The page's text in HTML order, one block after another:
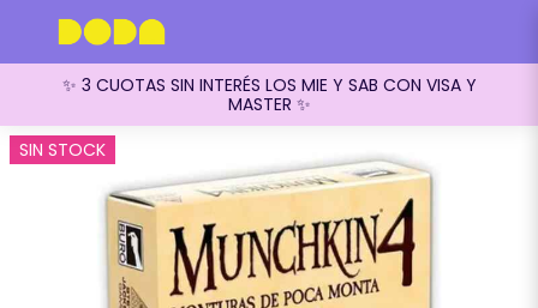
✨ 3 CUOTAS SIN INTERÉS LOS MIE Y SAB CON VISA Y
MASTER ✨
SIN STOCK